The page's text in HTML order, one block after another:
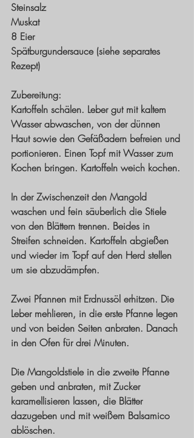
Steinsalz
Muskat
8 Eier
Spätburgundersauce (siehe separates
Rezept)
Zubereitung:
Kartoffeln schälen. Leber gut mit kaltem
Wasser abwaschen, von der dünnen
Haut sowie den Gefäßadern befreien und
portionieren. Einen Topf mit Wasser zum
Kochen bringen. Kartoffeln weich kochen.
In der Zwischenzeit den Mangold
waschen und fein säuberlich die Stiele
von den Blättern trennen. Beides in
Streifen schneiden. Kartoffeln abgießen
und wieder im Topf auf den Herd stellen
um sie abzudämpfen.
Zwei Pfannen mit Erdnussöl erhitzen. Die
Leber mehlieren, in die erste Pfanne legen
und von beiden Seiten anbraten. Danach
in den Ofen für drei Minuten.
Die Mangoldstiele in die zweite Pfanne
geben und anbraten, mit Zucker
karamellisieren lassen, die Blätter
dazugeben und mit weißem Balsamico
ablöschen.